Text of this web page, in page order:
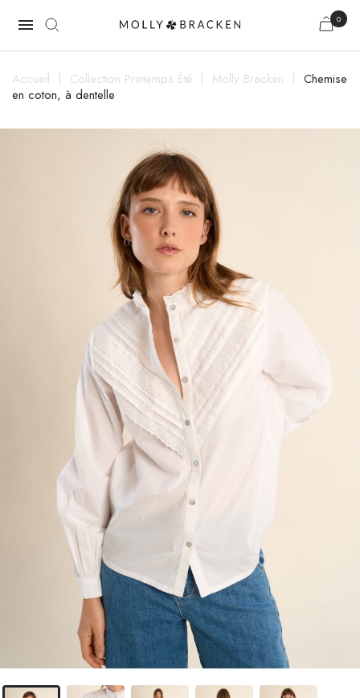
 0
Accueil Collection Printemps Été Molly Bracken
Chemise
en coton, à dentelle